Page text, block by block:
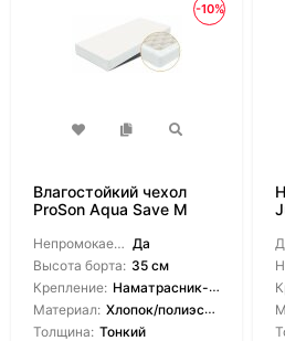
-10%
Влагостойкий чехол
ProSon Aqua Save M
Непромокаемый: Да
Высота борта: 35 см
Крепление: Наматрасник-чехол
Материал: Хлопок/полиэстер
Толщина: Тонкий